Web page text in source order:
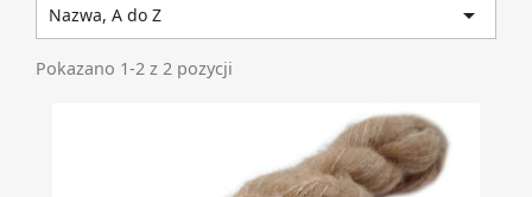
Nazwa, A do Z 
Pokazano 1-2 z 2 pozycji